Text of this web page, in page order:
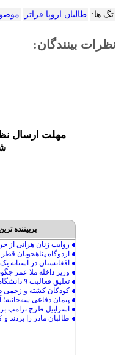
تگ ها: طالبان اروپا فراتر
نظرات بینندگان:
مهلت ارسال
پربیننده ترین اخبار